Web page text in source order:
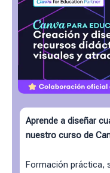
Aprende a diseñar
nuestro curso de
Formación práctica,